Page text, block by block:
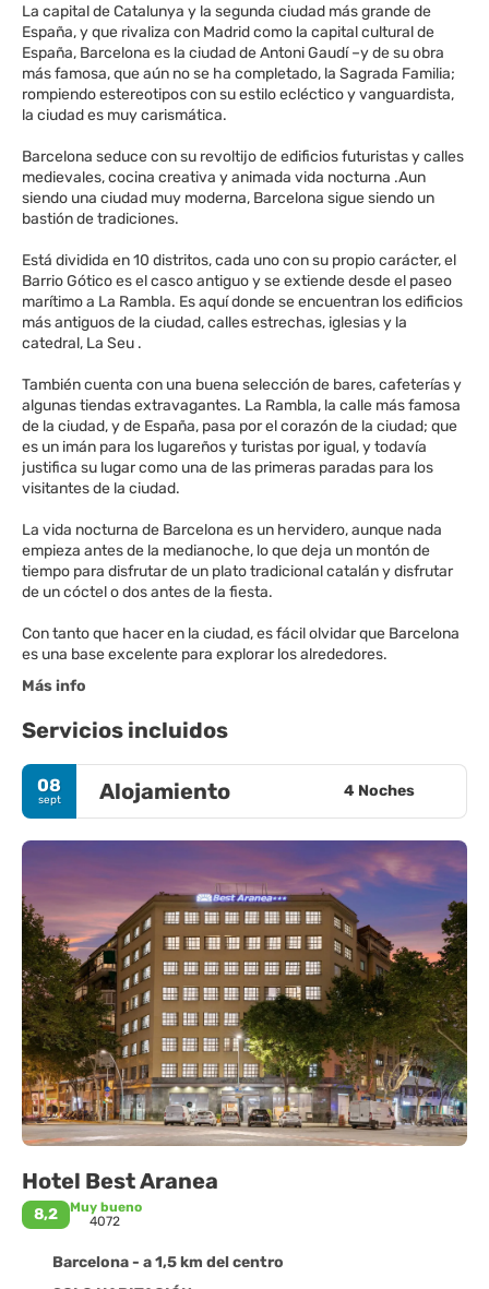
La capital de Catalunya y la segunda ciudad más grande de
España, y que rivaliza con Madrid como la capital cultural de
España, Barcelona es la ciudad de Antoni Gaudí –y de su obra
más famosa, que aún no se ha completado, la Sagrada Familia;
rompiendo estereotipos con su estilo ecléctico y vanguardista,
la ciudad es muy carismática.
Barcelona seduce con su revoltijo de edificios futuristas y calles
medievales, cocina creativa y animada vida nocturna .Aun
siendo una ciudad muy moderna, Barcelona sigue siendo un
bastión de tradiciones.
Está dividida en 10 distritos, cada uno con su propio carácter, el
Barrio Gótico es el casco antiguo y se extiende desde el paseo
marítimo a La Rambla. Es aquí donde se encuentran los edificios
más antiguos de la ciudad, calles estrechas, iglesias y la
catedral, La Seu .
También cuenta con una buena selección de bares, cafeterías y
algunas tiendas extravagantes. La Rambla, la calle más famosa
de la ciudad, y de España, pasa por el corazón de la ciudad; que
es un imán para los lugareños y turistas por igual, y todavía
justifica su lugar como una de las primeras paradas para los
visitantes de la ciudad.
La vida nocturna de Barcelona es un hervidero, aunque nada
empieza antes de la medianoche, lo que deja un montón de
tiempo para disfrutar de un plato tradicional catalán y disfrutar
de un cóctel o dos antes de la fiesta.
Con tanto que hacer en la ciudad, es fácil olvidar que Barcelona
es una base excelente para explorar los alrededores.
Más info
Servicios incluidos
08
sept Alojamiento 4 Noches
Hotel Best Aranea
8,2
Muy bueno
4072
Barcelona - a 1,5 km del centro